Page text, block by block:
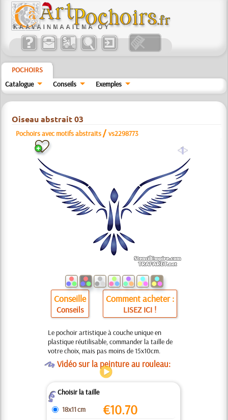
POCHOIRS
Catalogue
Conseils Exemples
Oiseau abstrait 03
Pochoirs avec motifs abstraits /vs2298773
a
Conseille
Conseils
Comment acheter :
LISEZ ICI !
Le pochoir artistique à couche unique en
plastique réutilisable, commander la taille de
votre choix, mais pas moins de 15x10cm.
OVidéo sur la peinture au rouleau:
ZChoisir la taille
18x11 cm
€10.70